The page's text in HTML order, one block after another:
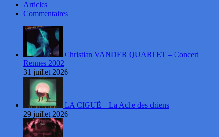
Articles
Commentaires
Christian VANDER QUARTET – Concert
Rennes 2002
31 juillet 2026
LA CIGUË – La Ache des chiens
29 juillet 2026